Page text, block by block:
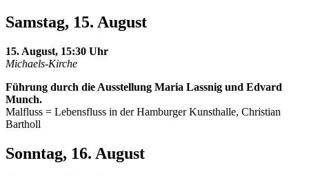
Samstag, 15. August
15. August, 15:30 Uhr
Michaels-Kirche
Führung durch die Ausstellung Maria Lassnig und Edvard
Munch.
Malfluss = Lebensfluss in der Hamburger Kunsthalle, Christian
Bartholl
Sonntag, 16. August